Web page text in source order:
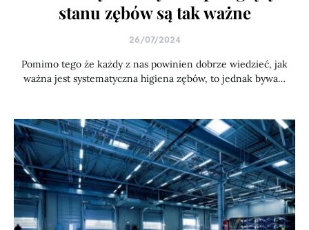
stanu zębów są tak ważne
26/07/2024
Pomimo tego że każdy z nas powinien dobrze wiedzieć, jak
ważna jest systematyczna higiena zębów, to jednak bywa…